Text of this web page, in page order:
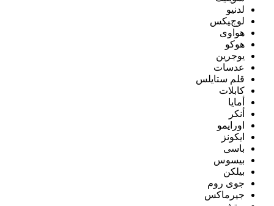
لدنيو
لوجيكس
هواوى
هوكو
يوجرين
عدسات
قلم ستايلس
كابلات
أمايا
أنكر
اورايمو
ايكونز
باسى
بيسوس
بيلكن
جوى روم
جيرماكس